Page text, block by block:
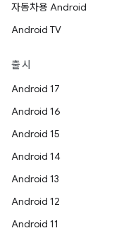
자동차용 Android
Android TV
출시
Android 17
Android 16
Android 15
Android 14
Android 13
Android 12
Android 11